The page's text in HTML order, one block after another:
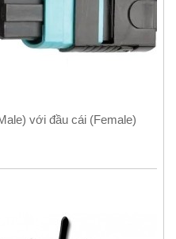
với đầu cái (Female)